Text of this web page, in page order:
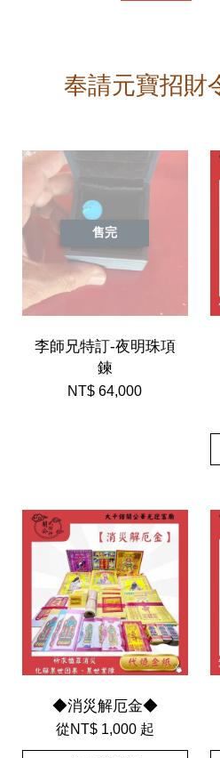
奉請元寶招財
售完
李師兄特訂-夜明珠項
鍊
NT$ 64,000
◆消災解厄金◆
從NT$ 1,000 起